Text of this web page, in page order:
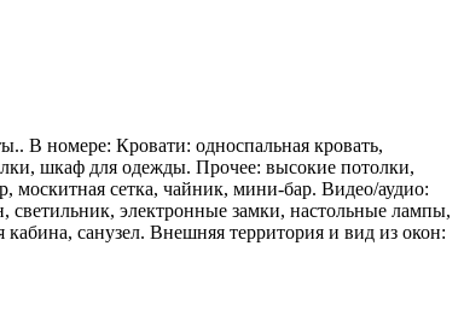
В номере: Кровати: односпальная кровать,
шкаф для одежды. Прочее: высокие потолки,
москитная сетка, чайник, мини-бар. Видео/аудио:
светильник, электронные замки, настольные лампы,
санузел. Внешняя территория и вид из окон: